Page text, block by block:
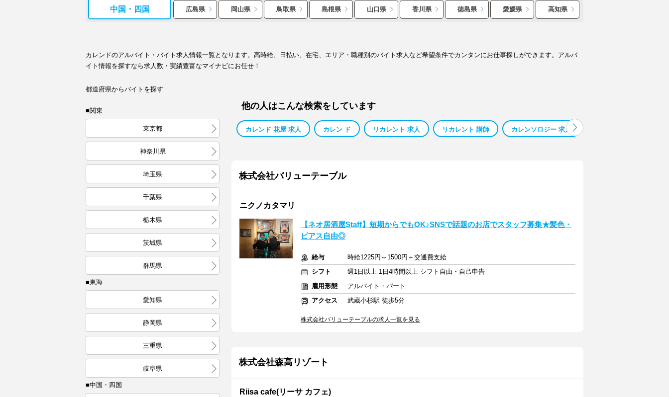
中国・四国 広島県 岡山県 鳥取県 島根県 山口県 香川県 徳島県 愛媛県 高知県
カレンドのアルバイト・バイト求人情報一覧となります。高時給、日払い、在宅、エリア・職種別のバイト求人など希望条件でカンタンにお仕事探しができます。アルバ
イト情報を探すなら求人数・実績豊富なマイナビにお任せ！
都道府県からバイトを探す
■関東
東京都
神奈川県
埼玉県
千葉県
栃木県
茨城県
群馬県
■東海
愛知県
静岡県
三重県
岐阜県
■中国・四国
他の人はこんな検索をしています
カレンド 花屋 求人 カレン ド リカレント 求人 リカレント 講師 カレンソロジー 求人
株式会社バリューテーブル
ニクノカタマリ
【ネオ居酒屋Staff】短期からでもOK♪SNSで話題のお店でスタッフ募集★髪色・
ピアス自由◎
給与
時給1225円～1500円＋交通費支給
シフト
週1日以上 1日4時間以上 シフト自由・自己申告
雇用形態
アルバイト・パート
アクセス
武蔵小杉駅 徒歩5分
株式会社バリューテーブルの求人一覧を見る
株式会社森高リゾート
Riisa cafe(リーサ カフェ)